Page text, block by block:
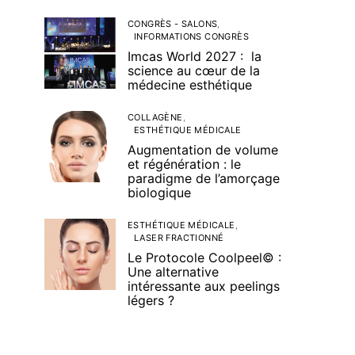
CONGRÈS - SALONS
INFORMATIONS CONGRÈS
Imcas World 2027 : la
science au cœur de la
médecine esthétique
COLLAGÈNE
ESTHÉTIQUE MÉDICALE
Augmentation de volume
et régénération : le
paradigme de l’amorçage
biologique
ESTHÉTIQUE MÉDICALE
LASER FRACTIONNÉ
Le Protocole Coolpeel© :
Une alternative
intéressante aux peelings
légers ?